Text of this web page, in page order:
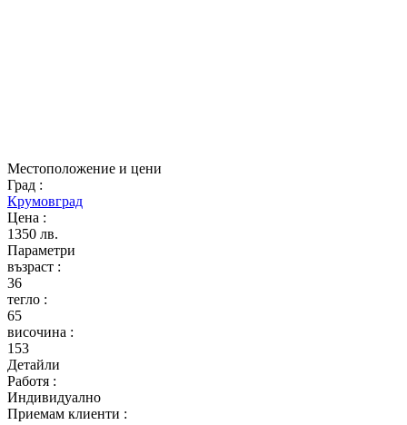
Местоположение и цени
Град :
Крумовград
Цена :
1350 лв.
Параметри
възраст :
36
тегло :
65
височина :
153
Детайли
Работя :
Индивидуално
Приемам клиенти :